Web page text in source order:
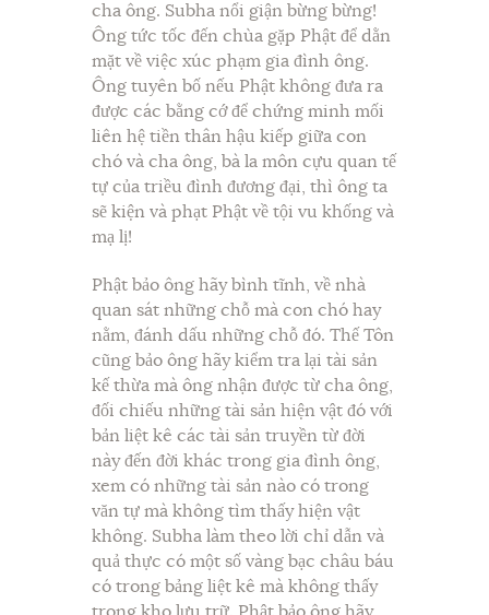
cha ông. Subha nổi giận bừng bừng!
Ông tức tốc đến chùa gặp Phật để dằn
mặt về việc xúc phạm gia đình ông.
Ông tuyên bố nếu Phật không đưa ra
được các bằng cớ để chứng minh mối
liên hệ tiền thân hậu kiếp giữa con
chó và cha ông, bà la môn cựu quan tế
tự của triều đình đương đại, thì ông ta
sẽ kiện và phạt Phật về tội vu khống và
mạ lị!
Phật bảo ông hãy bình tĩnh, về nhà
quan sát những chỗ mà con chó hay
nằm, đánh dấu những chỗ đó. Thế Tôn
cũng bảo ông hãy kiểm tra lại tài sản
kế thừa mà ông nhận được từ cha ông,
đối chiếu những tài sản hiện vật đó với
bản liệt kê các tài sản truyền từ đời
này đến đời khác trong gia đình ông,
xem có những tài sản nào có trong
văn tự mà không tìm thấy hiện vật
không. Subha làm theo lời chỉ dẫn và
quả thực có một số vàng bạc châu báu
có trong bảng liệt kê mà không thấy